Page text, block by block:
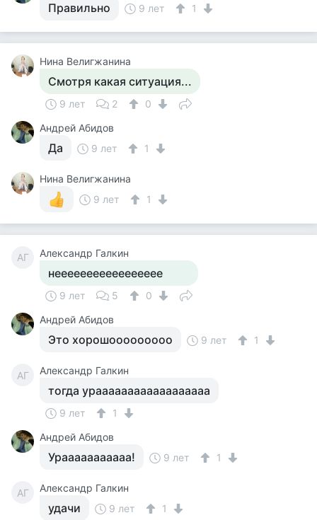
Правильно 9 лет 1
Нина Велигжанина
Смотря какая ситуация...
9 лет 2
0
Андрей Абидов
Да 9 лет 1
Нина Велигжанина
9 лет
1
АГ Александр Галкин
неееееееееееееееее
9 лет 5
0
Андрей Абидов
Это хорошооооооооо 9 лет 1
АГ Александр Галкин
тогда ураааааааааааааааааа
9 лет
1
Андрей Абидов
Урааааааааааа! 9 лет 1
АГ Александр Галкин
удачи 9 лет 1